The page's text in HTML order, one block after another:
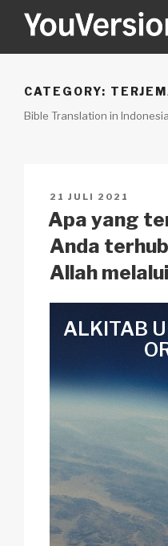
CATEGORY:
Bible Translation in
POSTED
ON
21 JULI 2021
Apa yang
Anda
Allah
ALKITAB